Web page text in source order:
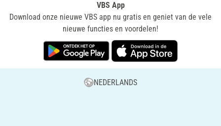
VBS App
Download onze nieuwe VBS app nu gratis en geniet van de vele
nieuwe functies en voordelen!
NEDERLANDS